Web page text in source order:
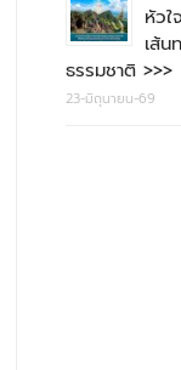
หัว
เส้น
ธรรมชาติ >>>
23-มิถุนายน-69